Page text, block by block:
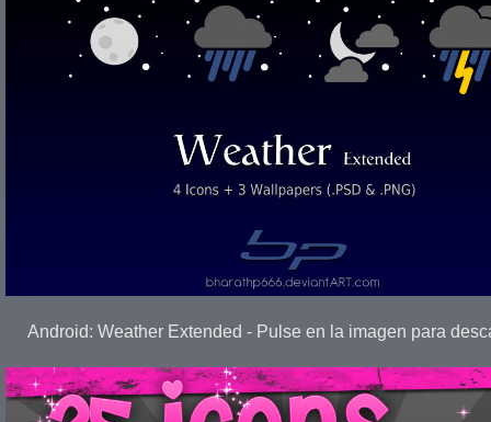
Android: Weather Extended - Pulse en la imagen para